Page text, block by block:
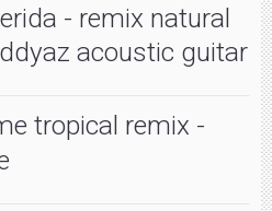
- remix natural
acoustic guitar
tropical remix -